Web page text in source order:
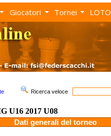
Giocatori Tornei LOTO
Ricerca veloce
U16 2017 U08
Dati generali del torneo